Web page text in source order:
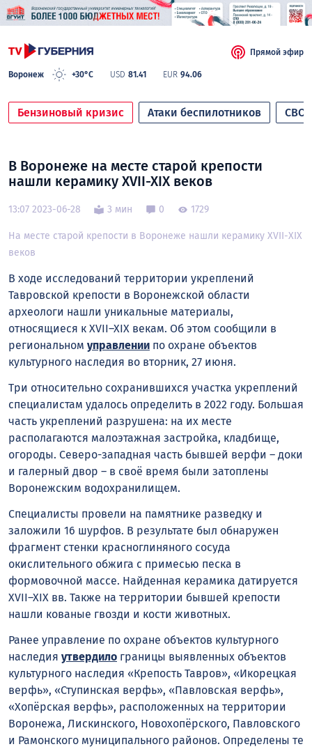
Воронеж +30°C USD 81.41 EUR 94.06
Прямой эфир
Бензиновый кризис Атаки беспилотников СВО
В Воронеже на месте старой крепости
нашли керамику XVII-XIX веков
13:07 2023-06-28 3 мин 0 1729
На месте старой крепости в Воронеже нашли керамику XVII-XIX
веков
В ходе исследований территории укреплений
Тавровской крепости в Воронежской области
археологи нашли уникальные материалы,
относящиеся к XVII–XIX векам. Об этом сообщили в
региональном управлении по охране объектов
культурного наследия во вторник, 27 июня.
Три относительно сохранившихся участка укреплений
специалистам удалось определить в 2022 году. Большая
часть укреплений разрушена: на их месте
располагаются малоэтажная застройка, кладбище,
огороды. Северо-западная часть бывшей верфи – доки
и галерный двор – в своё время были затоплены
Воронежским водохранилищем.
Специалисты провели на памятнике разведку и
заложили 16 шурфов. В результате был обнаружен
фрагмент стенки красноглиняного сосуда
окислительного обжига с примесью песка в
формовочной массе. Найденная керамика датируется
XVII–XIX вв. Также на территории бывшей крепости
нашли кованые гвозди и кости животных.
Ранее управление по охране объектов культурного
наследия утвердило границы выявленных объектов
культурного наследия «Крепость Тавров», «Икорецкая
верфь», «Ступинская верфь», «Павловская верфь»,
«Хопёрская верфь», расположенных на территории
Воронежа, Лискинского, Новохопёрского, Павловского
и Рамонского муниципального районов. Определены те